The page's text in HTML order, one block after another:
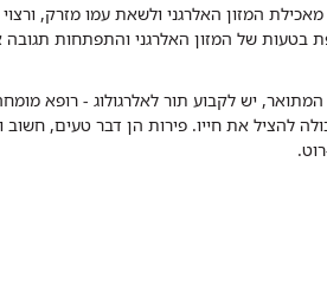
המזון האלרגני ולשאת עמו מזרק, ורצוי
בטעות של המזון האלרגני והתפתחות תגובה
יש לקבוע תור לאלרגולוג - רופא
להציל את חייו. פירות הן דבר טעים, חשוב